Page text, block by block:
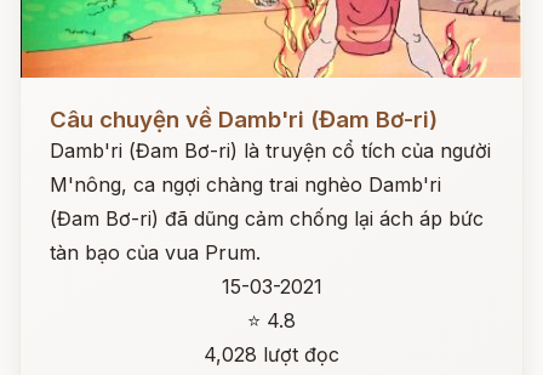
Câu chuyện về Damb'ri (Đam Bơ-ri)
Damb'ri (Đam Bơ-ri) là truyện cổ tích của người
M'nông, ca ngợi chàng trai nghèo Damb'ri
(Đam Bơ-ri) đã dũng cảm chống lại ách áp bức
tàn bạo của vua Prum.
15-03-2021
⭐ 4.8
4,028 lượt đọc